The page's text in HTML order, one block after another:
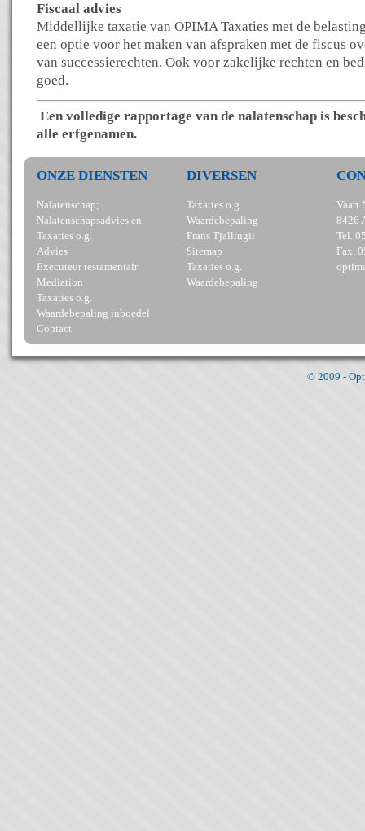
Fiscaal advies
Middellijke taxatie van OPIMA Taxaties met de
een optie voor het maken van afspraken met de fiscus
van successierechten. Ook voor zakelijke rechten en
goed.
Een volledige rapportage van de nalatenschap is
alle erfgenamen.
ONZE DIENSTEN
Nalatenschap;
Nalatenschapsadvies en
Taxaties o.g.
Advies
Executeur testamentair
Mediation
Taxaties o.g.
Waardebepaling inboedel
Contact
DIVERSEN
Taxaties o.g.
Waardebepaling
Frans Tjallingii
Sitemap
Taxaties o.g.
Waardebepaling
Vaart
8426
Tel.
Fax.
© 2009 -